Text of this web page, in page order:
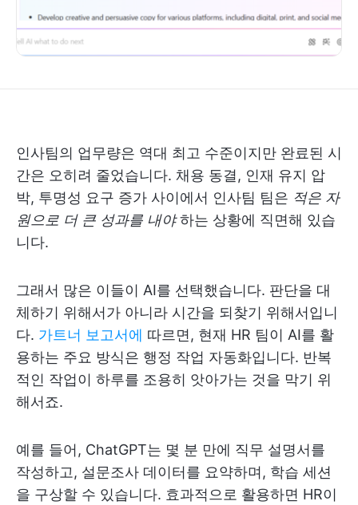
인사팀의 업무량은 역대 최고 수준이지만 완료된 시
간은 오히려 줄었습니다. 채용 동결, 인재 유지 압
박, 투명성 요구 증가 사이에서 인사팀 팀은 적은 자
원으로 더 큰 성과를 내야하는 상황에 직면해 있습
니다.
그래서 많은 이들이 AI를 선택했습니다. 판단을 대
체하기 위해서가 아니라 시간을 되찾기 위해서입니
다. 가트너 보고서에 따르면, 현재 HR 팀이 AI를 활
용하는 주요 방식은 행정 작업 자동화입니다. 반복
적인 작업이 하루를 조용히 앗아가는 것을 막기 위
해서죠.
예를 들어, ChatGPT는 몇 분 만에 직무 설명서를
작성하고, 설문조사 데이터를 요약하며, 학습 세션
을 구상할 수 있습니다. 효과적으로 활용하면 HR이